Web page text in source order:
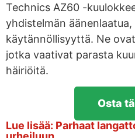
Technics AZ60 -
yhdistelmän
käytännöllisyyttä. Ne
jotka vaativat parasta
häiriöitä.
Osta
Lue lisää: Parhaat